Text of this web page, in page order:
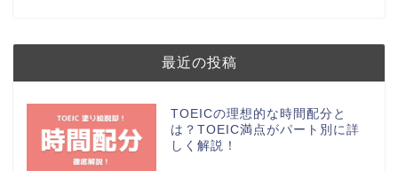
最近の投稿
TOEICの理想的な時間配分と
は？TOEIC満点がパート別に詳
しく解説！